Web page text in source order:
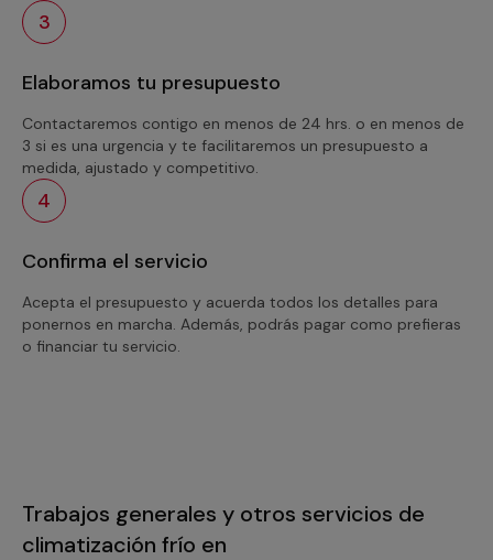
3
Elaboramos tu presupuesto
Contactaremos contigo en menos de 24 hrs. o en menos de
3 si es una urgencia y te facilitaremos un presupuesto a
medida, ajustado y competitivo.
4
Confirma el servicio
Acepta el presupuesto y acuerda todos los detalles para
ponernos en marcha. Además, podrás pagar como prefieras
o financiar tu servicio.
Trabajos generales y otros servicios de
climatización frío en